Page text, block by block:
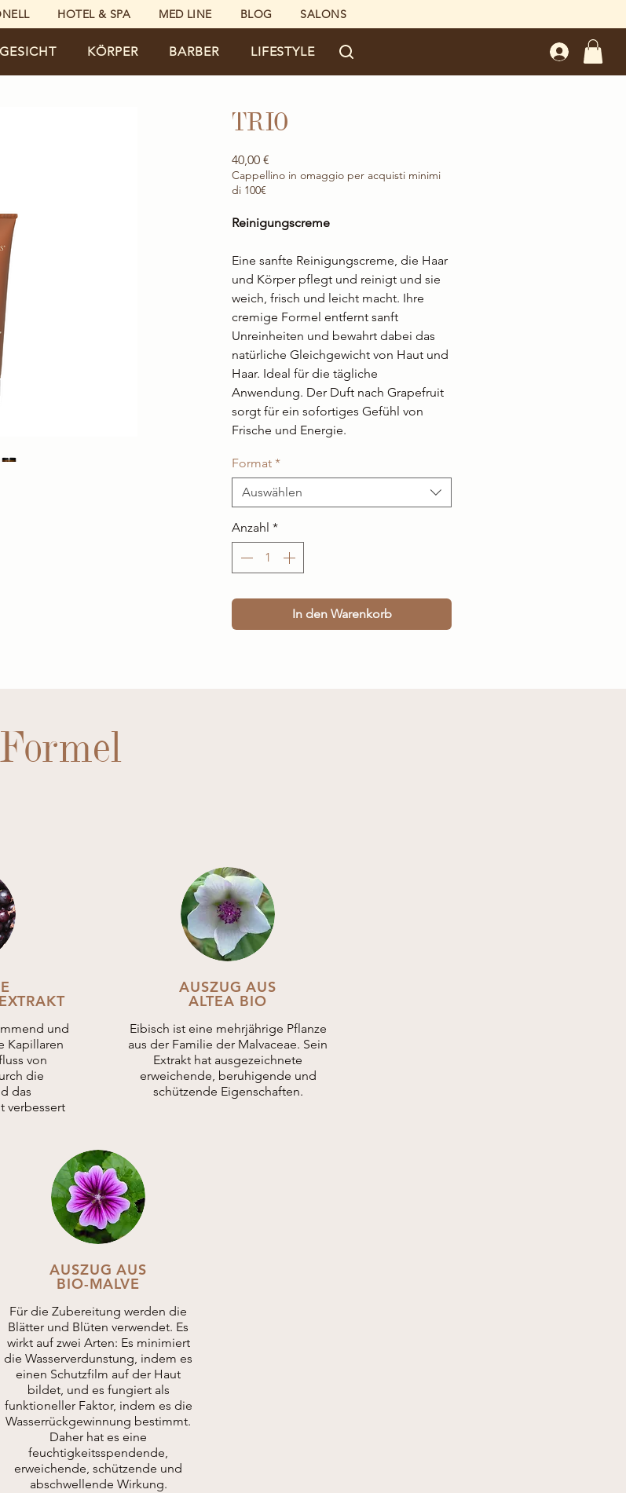
HOTEL & SPA MED LINE BLOG SALONS
GESICHT KÖRPER BARBER LIFESTYLE
TRIO
40,00 €
Cappellino in omaggio per acquisti minimi
di 100€
Reinigungscreme
Eine sanfte Reinigungscreme, die Haar
und Körper pflegt und reinigt und sie
weich, frisch und leicht macht. Ihre
cremige Formel entfernt sanft
Unreinheiten und bewahrt dabei das
natürliche Gleichgewicht von Haut und
Haar. Ideal für die tägliche
Anwendung. Der Duft nach Grapefruit
sorgt für ein sofortiges Gefühl von
Frische und Energie.
Format *
Auswählen
Anzahl *
In den Warenkorb
und
Kapillaren
von
die
das
verbessert
AUSZUG AUS
ALTEA BIO
Eibisch ist eine mehrjährige Pflanze
aus der Familie der Malvaceae. Sein
Extrakt hat ausgezeichnete
erweichende, beruhigende und
schützende Eigenschaften.
AUSZUG AUS
BIO-MALVE
Für die Zubereitung werden die
Blätter und Blüten verwendet. Es
wirkt auf zwei Arten: Es minimiert
die Wasserverdunstung, indem es
einen Schutzfilm auf der Haut
bildet, und es fungiert als
funktioneller Faktor, indem es die
Wasserrückgewinnung bestimmt.
Daher hat es eine
feuchtigkeitsspendende,
erweichende, schützende und
abschwellende Wirkung.